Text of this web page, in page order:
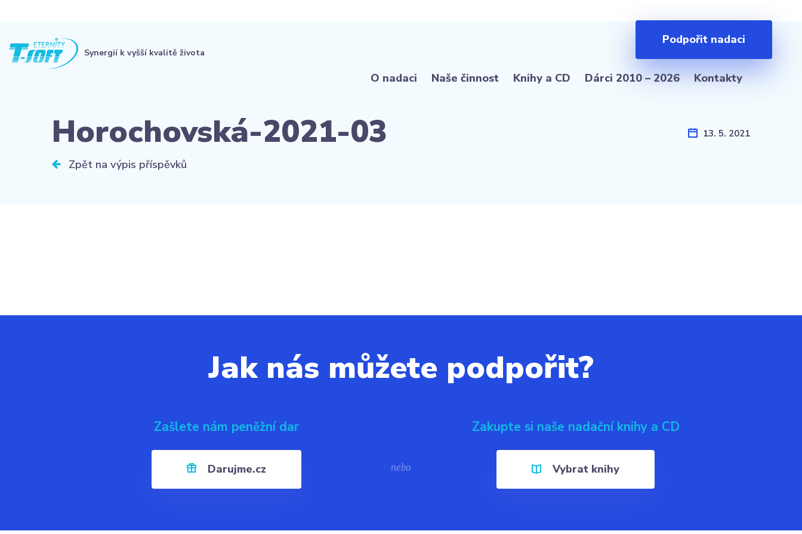
Synergií k vyšší kvalitě života
Podpořit nadaci
O nadaci Naše činnost Knihy a CD Dárci 2010 – 2026 Kontakty
Horochovská-2021-03 13. 5. 2021
Zpět na výpis příspěvků
Jak nás můžete podpořit?
Zašlete nám peněžní dar
Darujme.cz nebo
Zakupte si naše nadační knihy a CD
Vybrat knihy